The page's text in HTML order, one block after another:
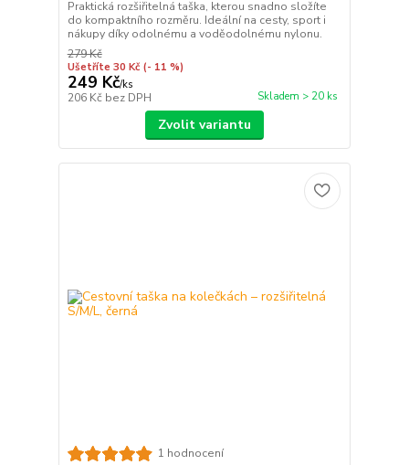
Praktická rozšiřitelná taška, kterou snadno složíte
do kompaktního rozměru. Ideální na cesty, sport i
nákupy díky odolnému a voděodolnému nylonu.
279 Kč
Ušetříte 30 Kč (- 11 %)
249 Kč/ks
206 Kč bez DPH Skladem > 20 ks
Zvolit variantu
1 hodnocení